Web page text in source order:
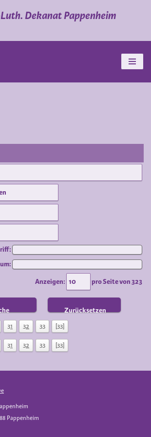
Dekanat Pappenheim
Anzeigen: pro Seite von323
Zurücksetzen
31 32 33 [33]
31 32 33 [33]
Pappenheim